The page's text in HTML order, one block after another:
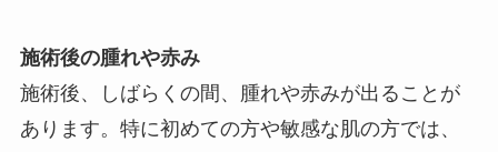
施術後の腫れや赤み
施術後、しばらくの間、腫れや赤みが出ることが
あります。特に初めての方や敏感な肌の方では、